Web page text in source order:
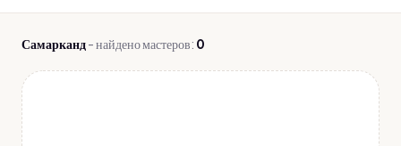
Самарканд-найдено мастеров: 0